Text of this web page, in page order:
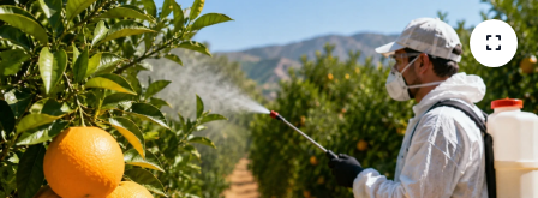
Siyaset
Spor
Yaşam